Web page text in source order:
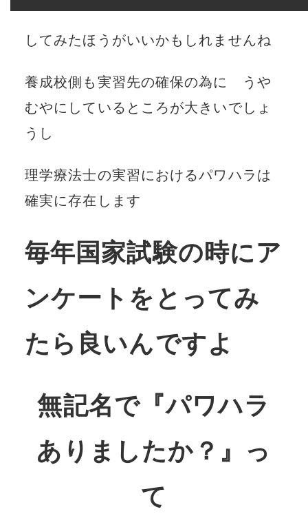
してみたほうがいいかもしれませんね
養成校側も実習先の確保の為に うや
むやにしているところが大きいでしょ
うし
理学療法士の実習におけるパワハラは
確実に存在します
毎年国家試験の時にア
ンケートをとってみ
たら良いんですよ
無記名で『パワハラ
ありましたか？』っ
て